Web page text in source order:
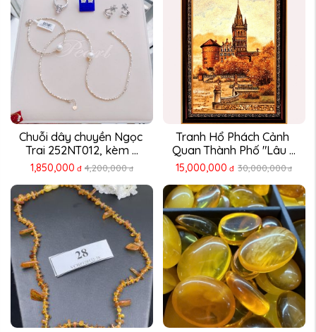
Chuỗi dây chuyền Ngọc
Trai 252NT012, kèm ...
1,850,000 đ 4,200,000 đ
Tranh Hổ Phách Cảnh
Quan Thành Phố "Lâu ...
15,000,000 đ 30,000,000 đ